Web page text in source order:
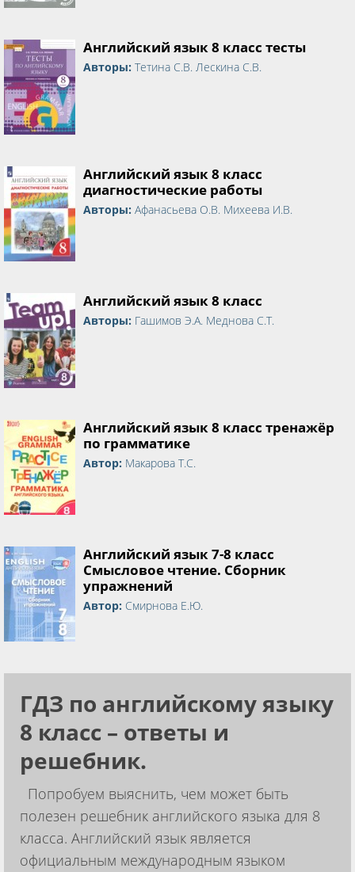
Английский язык 8 класс тесты
Авторы: Тетина С.В. Лескина С.В.
Английский язык 8 класс
диагностические работы
Авторы: Афанасьева О.В. Михеева И.В.
Английский язык 8 класс
Авторы: Гашимов Э.А. Меднова С.Т.
Английский язык 8 класс тренажёр
по грамматике
Автор: Макарова Т.С.
Английский язык 7-8 класс
Смысловое чтение. Сборник
упражнений
Автор: Смирнова Е.Ю.
ГДЗ по английскому языку
8 класс – ответы и
решебник.
Попробуем выяснить, чем может быть
полезен решебник английского языка для 8
класса. Английский язык является
официальным международным языком